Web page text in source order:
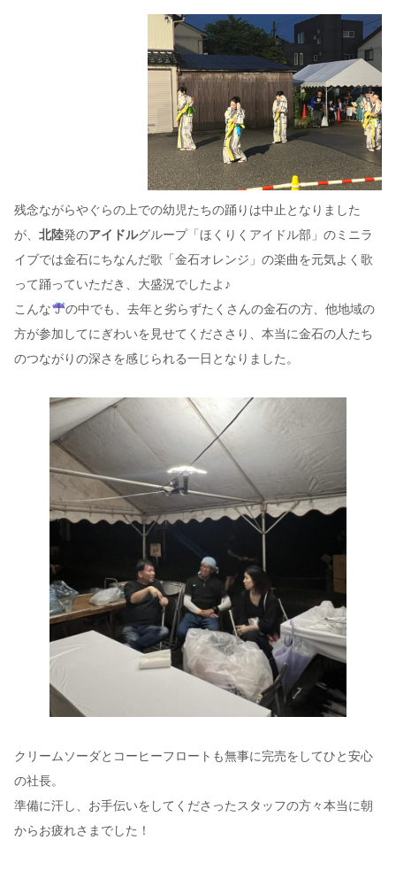
残念ながらやぐらの上での幼児たちの踊りは中止となりました
が、 北陸発のアイドルグループ「ほくりくアイドル部」のミニラ
イブでは金石にちなんだ歌「金石オレンジ」の楽曲を元気よく歌
って踊っていただき、大盛況でしたよ♪
こんな
の中でも、去年と劣らずたくさんの金石の方、他地域の
方が参加してにぎわいを見せてくだささり、本当に金石の人たち
のつながりの深さを感じられる一日となりました。
クリームソーダとコーヒーフロートも無事に完売をしてひと安心
の社長。
準備に汗し、お手伝いをしてくださったスタッフの方々本当に朝
からお疲れさまでした！